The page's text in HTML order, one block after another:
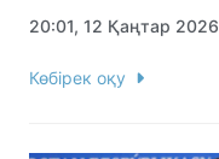
20:01, 12 Қаңтар 2026
Көбірек оқу